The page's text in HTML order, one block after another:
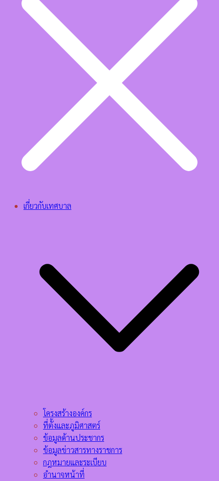
เกี่ยวกับเทศบาล
โครงสร้างองค์กร
ที่ตั้งและภูมิศาสตร์
ข้อมูลด้านประชากร
ข้อมูลข่าวสารทางราชการ
กฎหมายและระเบียบ
อำนาจหน้าที่